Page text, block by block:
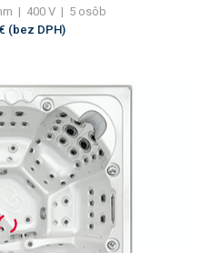
| 400 V | 5 osôb
(bez DPH)